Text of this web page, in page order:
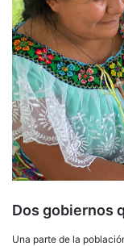
Dos gobiernos
Una parte de la